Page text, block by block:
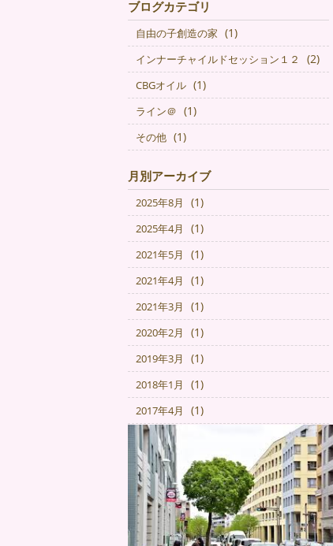
ブログカテゴリ
自由の子創造の家 (1)
インナーチャイルドセッション１２ (2)
CBGオイル (1)
ライン＠ (1)
その他 (1)
月別アーカイブ
2025年8月 (1)
2025年4月 (1)
2021年5月 (1)
2021年4月 (1)
2021年3月 (1)
2020年2月 (1)
2019年3月 (1)
2018年1月 (1)
2017年4月 (1)